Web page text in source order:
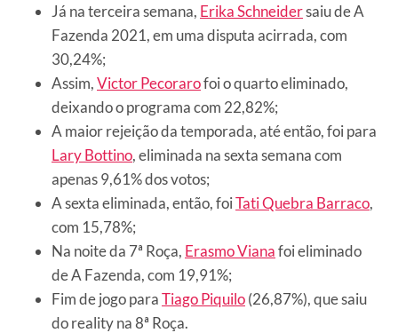
Já na terceira semana, Erika Schneidersaiu de A
Fazenda 2021, em uma disputa acirrada, com
30,24%;
Assim,Victor Pecorarofoi o quarto eliminado,
deixando o programa com 22,82%;
A maior rejeição da temporada, até então, foi para
Lary Bottino, eliminada na sexta semana com
apenas 9,61% dos votos;
A sexta eliminada, então, foiTati Quebra Barraco,
com 15,78%;
Na noite da 7ª Roça, Erasmo Vianafoi eliminado
de A Fazenda, com 19,91%;
Fim de jogo paraTiago Piquilo(26,87%), que saiu
do reality na 8ª Roça.